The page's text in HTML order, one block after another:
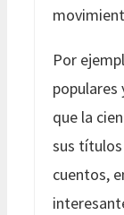
Por
populares
que la
sus títulos
cuentos,